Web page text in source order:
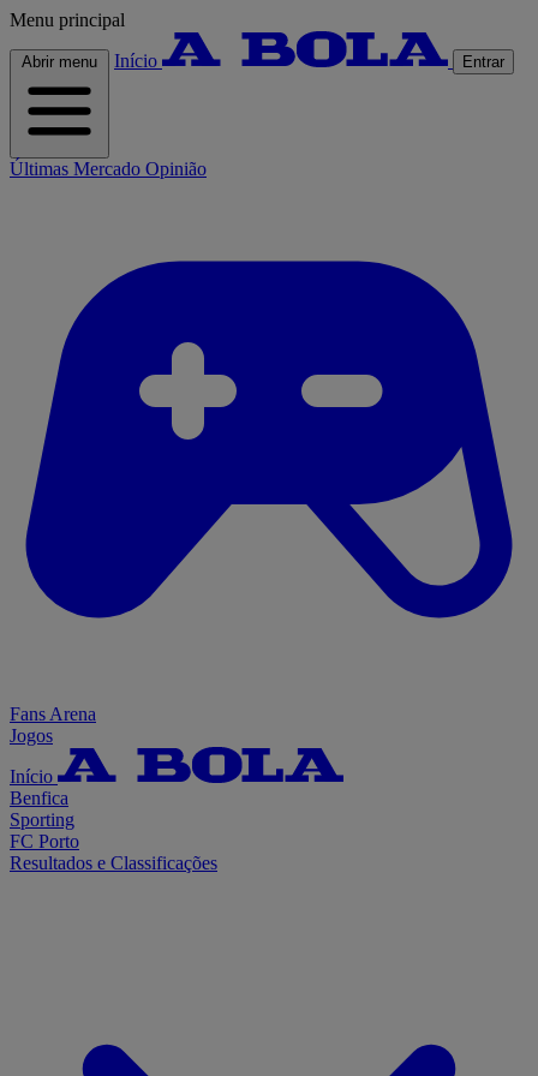
Menu principal
Abrir menu Início Entrar
Últimas Mercado Opinião
Fans Arena
Jogos
Início
Benfica
Sporting
FC Porto
Resultados e Classificações